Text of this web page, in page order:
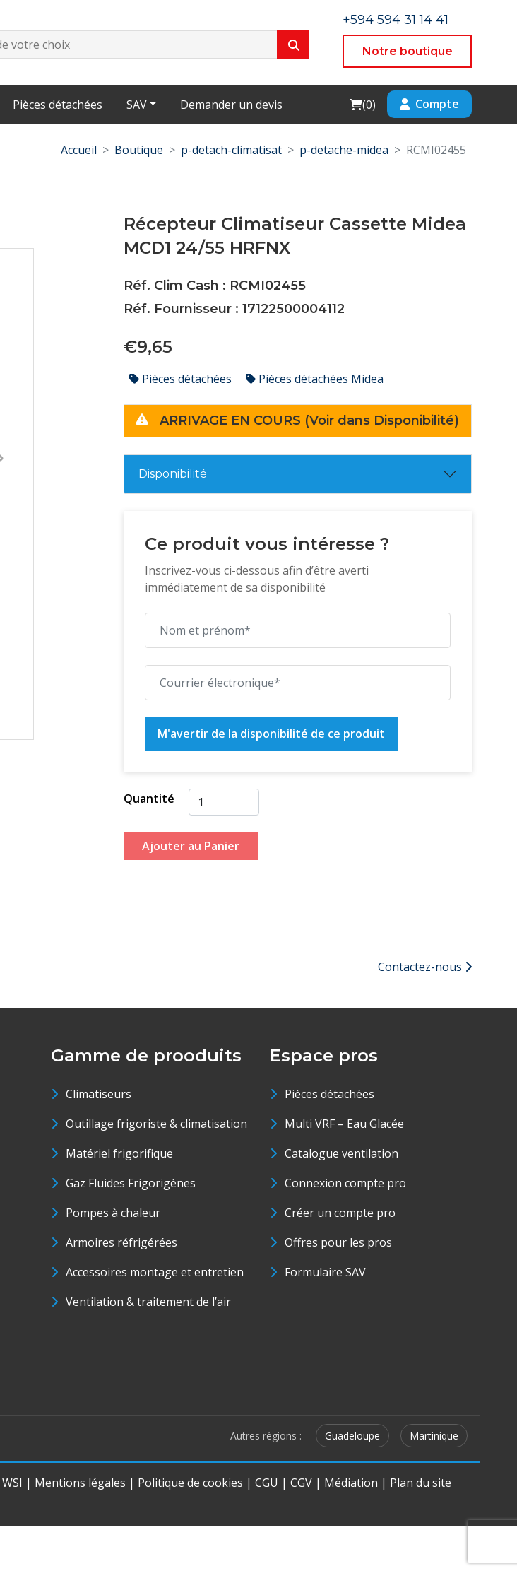
+594 594 31 14 41
Notre boutique
Pièces détachées SAV Demander un devis Cart
(0) Compte
Accueil Boutique p-detach-climatisat p-detache-midea RCMI02455
Récepteur Climatiseur Cassette Midea
MCD1 24/55 HRFNX
Réf. Clim Cash : RCMI02455
Réf. Fournisseur : 17122500004112
€9,65
Pièces détachées Pièces détachées Midea
ARRIVAGE EN COURS (Voir dans Disponibilité)
Disponibilité
Ce produit vous intéresse ?
Inscrivez-vous ci-dessous afin d’être averti
immédiatement de sa disponibilité
M'avertir de la disponibilité de ce produit
Quantité
Ajouter au Panier
Contactez-nous
Gamme de prooduits
Climatiseurs
Outillage frigoriste & climatisation
Matériel frigorifique
Gaz Fluides Frigorigènes
Pompes à chaleur
Armoires réfrigérées
Accessoires montage et entretien
Ventilation & traitement de l’air
Espace pros
Pièces détachées
Multi VRF – Eau Glacée
Catalogue ventilation
Connexion compte pro
Créer un compte pro
Offres pour les pros
Formulaire SAV
Autres régions : Guadeloupe Martinique
WSI | Mentions légales | Politique de cookies | CGU | CGV | Médiation | Plan du site